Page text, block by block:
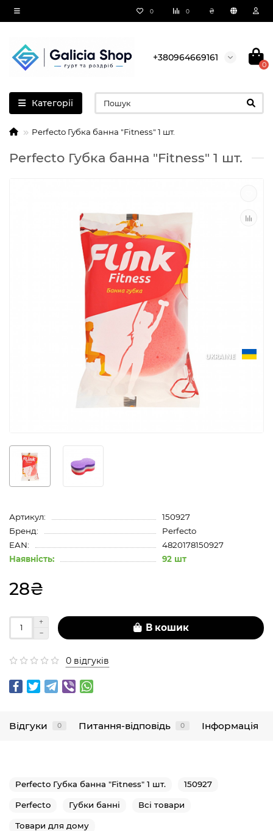
0 0 ₴
+380964669161
0
Категорії
Perfecto Губка банна "Fitness" 1 шт.
Perfecto Губка банна "Fitness" 1 шт.
UKRAINE
Артикул:
150927
Бренд:
Perfecto
EAN:
4820178150927
Наявність:
92 шт
28₴
В кошик
0 відгуків
Відгуки 0 Питання-відповідь 0 Інформація
Perfecto Губка банна "Fitness" 1 шт. 150927
Perfecto Губки банні Всі товари
Товари для дому